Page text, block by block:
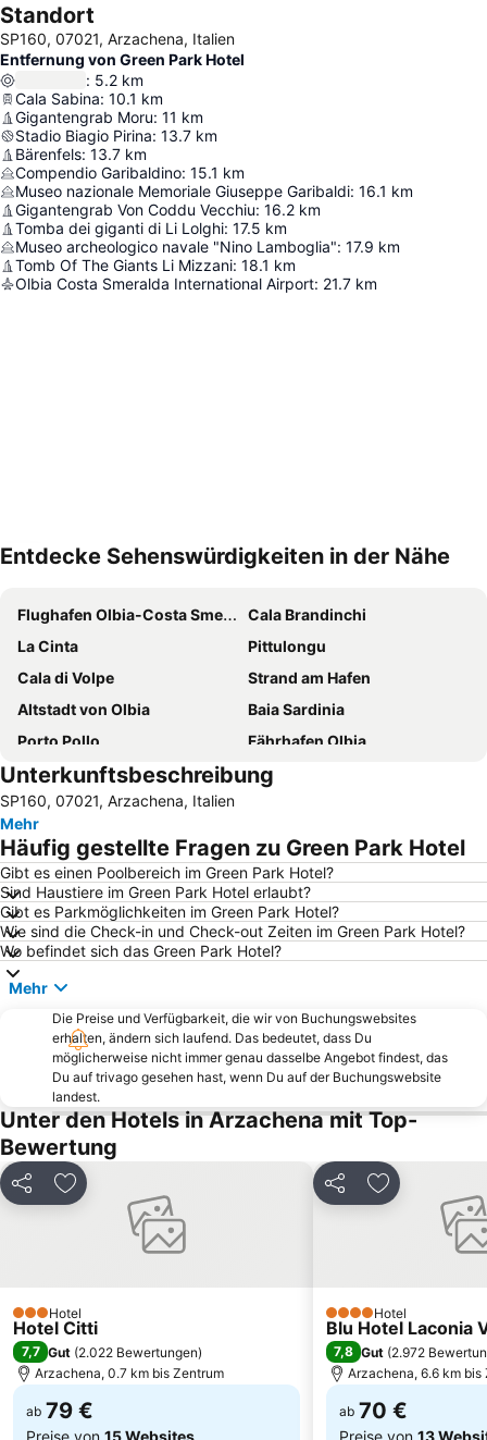
Standort
SP160, 07021, Arzachena, Italien
Entfernung von Green Park Hotel
: 5.2 km
Cala Sabina: 10.1 km
Gigantengrab Moru: 11 km
Stadio Biagio Pirina: 13.7 km
Bärenfels: 13.7 km
Compendio Garibaldino: 15.1 km
Museo nazionale Memoriale Giuseppe Garibaldi: 16.1 km
Gigantengrab Von Coddu Vecchiu: 16.2 km
Tomba dei giganti di Li Lolghi: 17.5 km
Museo archeologico navale "Nino Lamboglia": 17.9 km
Tomb Of The Giants Li Mizzani: 18.1 km
Olbia Costa Smeralda International Airport: 21.7 km
Entdecke Sehenswürdigkeiten in der Nähe
Flughafen Olbia-Costa Smeralda-Prince Karim Aga Khan IV
Cala Brandinchi
La Cinta
Pittulongu
Cala di Volpe
Strand am Hafen
Altstadt von Olbia
Baia Sardinia
Porto Pollo
Fährhafen Olbia
Capriccioli Beach
Spiaggia Bianca
Murta Maria
Marinella
Punta Don Diego
Spiaggia del Principe
Valle dell´Erica
Jachthafen Porto Rotondo
Santa Teresa di Gallura
Panoramastraße Costa Smeralda
Strand Marinella
Porto Pozzo
Capo d'Orso
Hafen Golfo Aranci
San Teodoro City Centre
Bahnhof von Olbia
Baia Sant’Anna
Strandpromenade Golfo Aranci
Spiaggia Capriccioli
Strand Ira
Santa Teresa di Gallura
Cala di Budoni
Marina di Porto Cervo
Baia Corallina Beach
Porto Istana
Spiaggia del Grande Pevero
Isola di Santa Maria
Porto Taverna
Caprera: Relitto
Rena Bianca
Iles Lavezzi
Unterkunftsbeschreibung
SP160, 07021, Arzachena, Italien
Mehr
Häufig gestellte Fragen zu Green Park Hotel
Gibt es einen Poolbereich im Green Park Hotel?
Sind Haustiere im Green Park Hotel erlaubt?
Gibt es Parkmöglichkeiten im Green Park Hotel?
Wie sind die Check-in und Check-out Zeiten im Green Park Hotel?
Wo befindet sich das Green Park Hotel?
Mehr
Die Preise und Verfügbarkeit, die wir von Buchungswebsites
erhalten, ändern sich laufend. Das bedeutet, dass Du
möglicherweise nicht immer genau dasselbe Angebot findest, das
Du auf trivago gesehen hast, wenn Du auf der Buchungswebsite
landest.
Unter den Hotels in Arzachena mit Top-
Bewertung
Teilen Zu Favoriten hinzufügen
3 Sterne
Hotel
Hotel Citti
7,7 Gut (2.022 Bewertungen)
Arzachena, 0.7 km bis Zentrum
ab 79 €
Preise von 15 Websites
Teilen Zu Favoriten
4 SterneHotel
Blu Hotel Laconia
7,8 Gut (2.972
Arzachena, 6.6 km bis
ab 70 €
Preise von 13